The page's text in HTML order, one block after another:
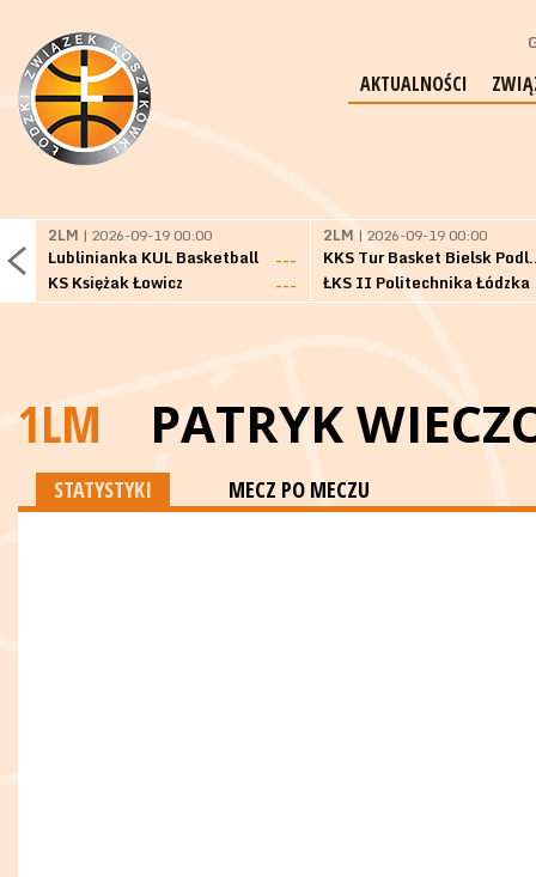
AKTUALNOŚCI
2LM | 2026-09-19 00:00
Lublinianka KUL Basketball
---
KS Księżak Łowicz
---
2LM | 2026-09-19 00:00
KKS Tur
ŁKS II Politechnika Łódzka
1LM PATRYK
STATYSTYKI MECZ PO MECZU